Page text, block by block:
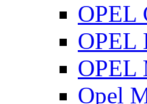
OPEL
OPEL
OPEL
Opel